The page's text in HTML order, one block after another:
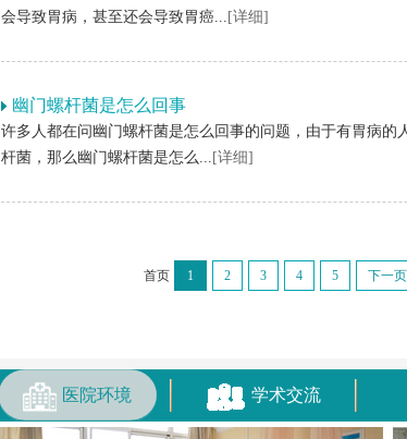
会导致胃病，甚至还会导致胃癌... [详细]
幽门螺杆菌是怎么回事
许多人都在问幽门螺杆菌是怎么回事的问题，由于有胃病
杆菌，那么幽门螺杆菌是怎么... [详细]
首页 1 2 3 4 5 下一页
医院环境 学术交流